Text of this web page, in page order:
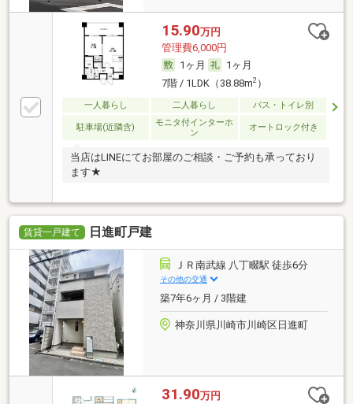
15.90万円
管理費6,000円
1ヶ月
1ヶ月
7階 / 1LDK（38.88m2）
一人暮らし 二人暮らし バス・トイレ別
駐車場(近隣含)
モニタ付インターホ
ン
オートロック付き
当店はLINEにてお部屋のご相談・ご予約も承っており
ます★
賃貸一戸建て 日進町戸建
ＪＲ南武線 八丁畷駅 徒歩6分
その他の交通
築7年6ヶ月 / 3階建
神奈川県川崎市川崎区日進町
31.90万円